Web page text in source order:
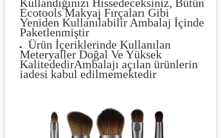
Kullandığınızı Hissedeceksiniz, Bütün
Ecotools Makyaj Fırçaları Gibi
Yeniden Kullanılabilir Ambalaj İçinde
Paketlenmiştir
Ürün İçeriklerinde Kullanılan
Meteryaller Doğal Ve Yüksek
KalitededirAmbalajı açılan ürünlerin
iadesi kabul edilmemektedir